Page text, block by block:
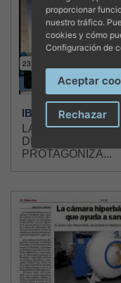
IB3TV |03/06/2014
LA CÁMARA
DEL DR. BATLE
PROTAGONIZA...
proporcionar
nuestro tráfico.
cookies y cómo
Configuración de
Aceptar
Rechazar